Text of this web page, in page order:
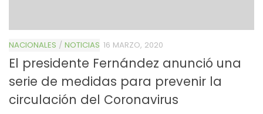
NACIONALES / NOTICIAS 16 MARZO, 2020
El presidente Fernández anunció una
serie de medidas para prevenir la
circulación del Coronavirus